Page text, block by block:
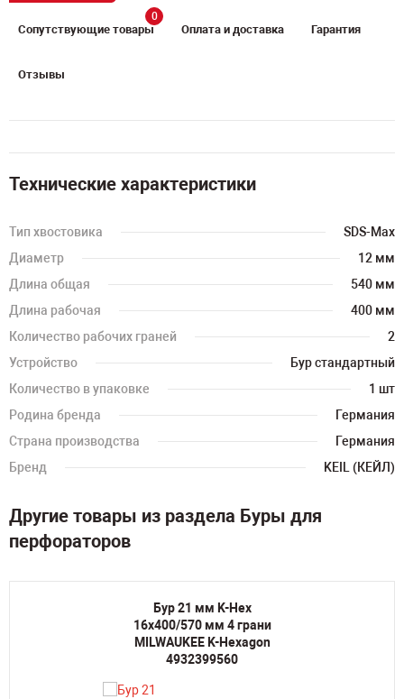
Сопутствующие товары
0
Оплата и доставка Гарантия
Отзывы
Технические характеристики
Тип хвостовика
SDS-Max
Диаметр
12 мм
Длина общая
540 мм
Длина рабочая
400 мм
Количество рабочих граней
2
Устройство
Бур стандартный
Количество в упаковке
1 шт
Родина бренда
Германия
Страна производства
Германия
Бренд
KEIL (КЕЙЛ)
Другие товары из раздела Буры для
перфораторов
Бур 21 мм K-Hex
16х400/570 мм 4 грани
MILWAUKEE K-Hexagon
4932399560